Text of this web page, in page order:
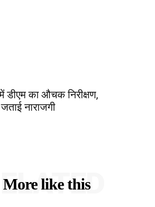
डीएम का औचक निरीक्षण,
नाराजगी
More like this